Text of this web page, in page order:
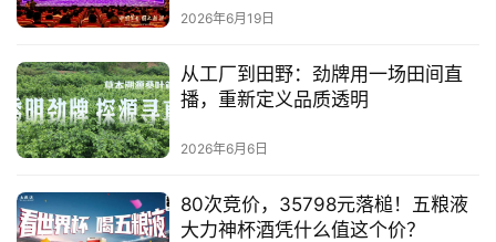
2026年6月19日
从工厂到田野：劲牌用一场田间直
播，重新定义品质透明
2026年6月6日
80次竞价，35798元落槌！五粮液
大力神杯酒凭什么值这个价？